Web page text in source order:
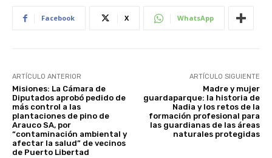
Facebook X WhatsApp
ARTÍCULO ANTERIOR
Misiones: La Cámara de
Diputados aprobó pedido de
más control a las
plantaciones de pino de
Arauco SA, por
“contaminación ambiental y
afectar la salud” de vecinos
de Puerto Libertad
ARTÍCULO SIGUIENTE
Madre y mujer
guardaparque: la historia de
Nadia y los retos de la
formación profesional para
las guardianas de las áreas
naturales protegidas